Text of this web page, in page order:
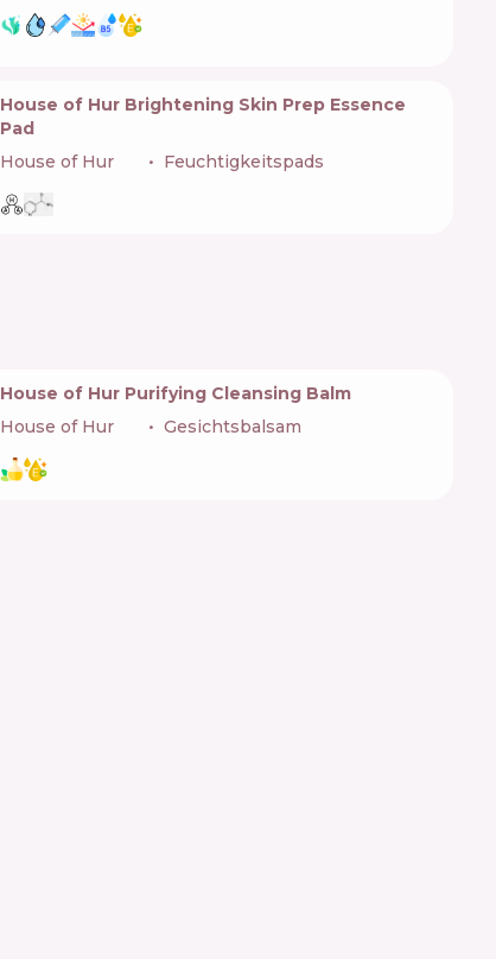
House of Hur Brightening Skin Prep Essence
Pad
House of Hur
Feuchtigkeitspads
House of Hur Purifying Cleansing Balm
House of Hur
Gesichtsbalsam